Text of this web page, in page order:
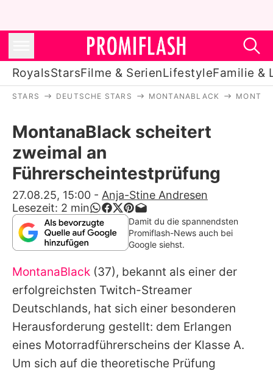
RoyalsStarsFilme & SerienLifestyleFamilie &
Stars
Filme & Serien
Lifestyle
Familie & Liebe
Promiflash Exklusiv
Alle Themen auf Promiflash
Jobs
App runterladen
Team
STARS DEUTSCHE STARS MONTANABLACK
MontanaBlack scheitert
zweimal an
Führerscheintestprüfung
27.08.25, 15:00 - Anja-Stine Andresen
Lesezeit: 2 min
Damit du die spannendsten
Promiflash-News auch bei
Google siehst.
MontanaBlack (37), bekannt als einer der
erfolgreichsten Twitch-Streamer
Deutschlands, hat sich einer besonderen
Herausforderung gestellt: dem Erlangen
eines Motorradführerscheins der Klasse A.
Um sich auf die theoretische Prüfung